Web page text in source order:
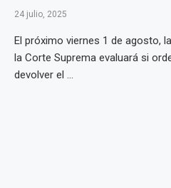
24 julio, 2025
El próximo viernes 1 de agosto,
la Corte Suprema evaluará si
devolver el ...